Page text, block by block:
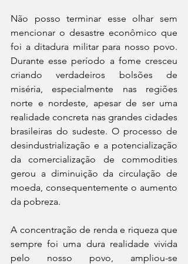
Não posso terminar esse olhar sem
mencionar o desastre econômico que
foi a ditadura militar para nosso povo.
Durante esse período a fome cresceu
criando verdadeiros bolsões de
miséria, especialmente nas regiões
norte e nordeste, apesar de ser uma
realidade concreta nas grandes cidades
brasileiras do sudeste. O processo de
desindustrialização e a potencialização
da comercialização de commodities
gerou a diminuição da circulação de
moeda, consequentemente o aumento
da pobreza.
A concentração de renda e riqueza que
sempre foi uma dura realidade vivida
pelo nosso povo, ampliou-se